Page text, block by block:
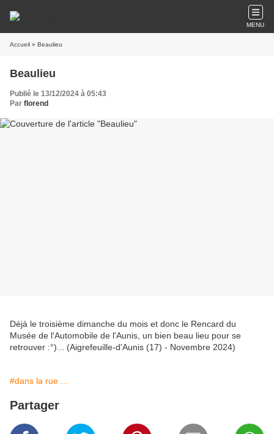
MENU
Accueil » Beaulieu
Beaulieu
Publié le 13/12/2024 à 05:43
Par florend
Déjà le troisième dimanche du mois et donc le Rencard du
Musée de l'Automobile de l'Aunis, un bien beau lieu pour se
retrouver :°)... (Aigrefeuille-d'Aunis (17) - Novembre 2024)
#dans la rue ...
Partager